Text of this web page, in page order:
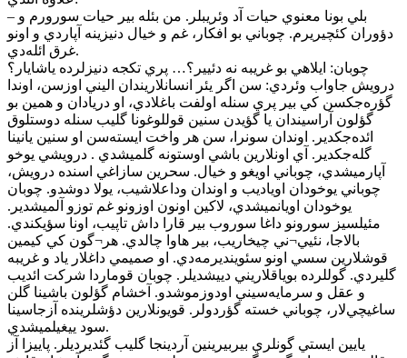
– بلي بونا معنوي حيات آد وئريبلر. من بئله بير حيات سورورم و
دؤوران کئچيريرم. چوباني بو افکار، غم و خيال دنيزينه آپاردي و اونو
غرق ائله‌دي.
چوبان: ايلاهي بو غريبه نه دئيير؟… پري تکجه دنيزلرده ياشايار؟
درويش جاواب وئردي: سن اگر يئر انسانلاريندان اليني اوزسن، اوندا
گؤره‌جکسن کي بير پري سنله اولفت باغلادي، او دريادان و همين بو
گؤلون آراسيندان يا گؤيدن سنين قوللوغونا گليب سنله دوستلوق
ائده‌جکدير. اوندان سونرا، سن هر واخت ايسته‌سن او سنين يانينا
گله‌جکدير. آي اونلارين باشي اوستونه گلميشدي . درويشي يوخو
آپارميشدي، چوباني اويغو و خيال. سحرين سازاغي اسنده درويش،
چوباني يوخودان اوياديب و اوندان وداعلاشيب، يولا دوشدو. چوبان
يوخودان اويانميشدي، لاکين اونون اوزونو غم توزو آلميشدير.
مئيلسيز سورونو داغا سوروب بير قارا داش تاپيب، اونا سؤيکندي.
بالاجا، نئيي¬ني چيخاريب، بير هاوا چالدي. هر¬گون کي کيمين
قوشلارين سسي اونو سئوينديرمه‌دي. او صميمي داغلار ياد و غريبه
گليردي. گوللرده بوياقلاريني دييشديلر. چوبان قوماردا شرکت ائديب
و عقل و سرمايه‌سيني اودوزموشدو. آخشام گؤلون باشينا گلن
ساغيچي‌لار، چوباني خسته گؤردولر. قويونلارين دؤشلرينده آزجاسينا
سود ييغيلميشدي.
يايين ايستي گونلري بيربير‌ينين آردينجا گليب گئديرديلر. پاييزا آز